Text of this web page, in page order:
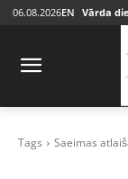
06.08.2026EN Vārda
Tags Saeimas